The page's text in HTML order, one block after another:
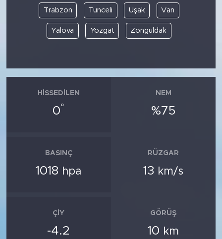
Trabzon Tunceli Uşak Van
Yalova Yozgat Zonguldak
HISSEDILEN
0°
NEM
%75
BASINÇ
1018 hpa
RÜZGAR
13 km/s
ÇIY
-4.2
GÖRÜŞ
10 km